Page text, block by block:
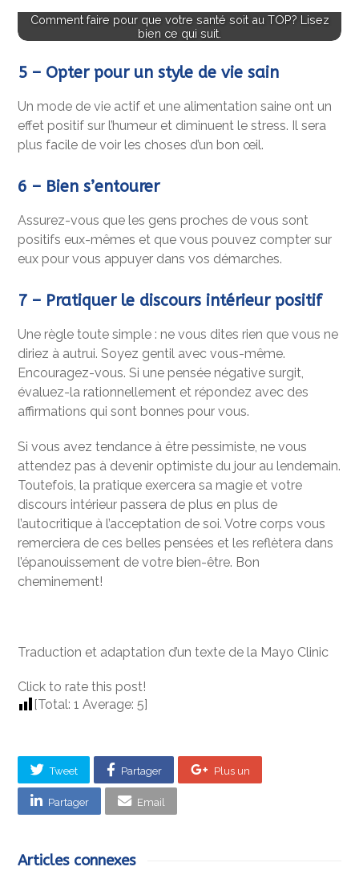
Comment faire pour que votre santé soit au TOP? Lisez
bien ce qui suit.
5 – Opter pour un style de vie sain
Un mode de vie actif et une alimentation saine ont un
effet positif sur l’humeur et diminuent le stress. Il sera
plus facile de voir les choses d’un bon œil.
6 – Bien s’entourer
Assurez-vous que les gens proches de vous sont
positifs eux-mêmes et que vous pouvez compter sur
eux pour vous appuyer dans vos démarches.
7 – Pratiquer le discours intérieur positif
Une règle toute simple : ne vous dites rien que vous ne
diriez à autrui. Soyez gentil avec vous-même.
Encouragez-vous. Si une pensée négative surgit,
évaluez-la rationnellement et répondez avec des
affirmations qui sont bonnes pour vous.
Si vous avez tendance à être pessimiste, ne vous
attendez pas à devenir optimiste du jour au lendemain.
Toutefois, la pratique exercera sa magie et votre
discours intérieur passera de plus en plus de
l’autocritique à l’acceptation de soi. Votre corps vous
remerciera de ces belles pensées et les reflètera dans
l’épanouissement de votre bien-être. Bon
cheminement!
Traduction et adaptation d’un texte de la Mayo Clinic
Click to rate this post!
[Total:1 Average:5]
Tweet Partager Plus un
Partager Email
Articles connexes